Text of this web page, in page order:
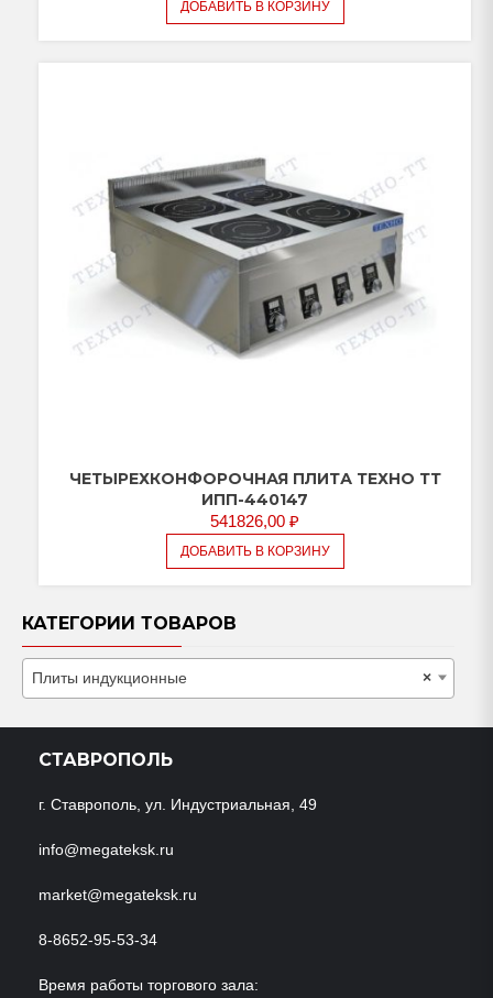
ДОБАВИТЬ В КОРЗИНУ
ЧЕТЫРЕХКОНФОРОЧНАЯ ПЛИТА ТЕХНО ТТ
ИПП-440147
541826,00 ₽
ДОБАВИТЬ В КОРЗИНУ
КАТЕГОРИИ ТОВАРОВ
×
Плиты индукционные
СТАВРОПОЛЬ
г. Ставрополь, ул. Индустриальная, 49
info@megateksk.ru
market@megateksk.ru
8-8652-95-53-34
Время работы торгового зала: